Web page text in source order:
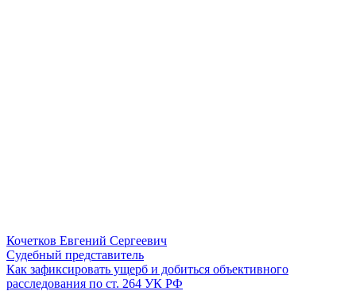
Кочетков Евгений Сергеевич
Судебный представитель
Как зафиксировать ущерб и добиться объективного
расследования по ст. 264 УК РФ